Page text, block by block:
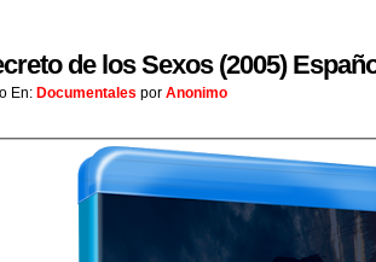
de los Sexos (2005)
En: Documentales por Anonimo